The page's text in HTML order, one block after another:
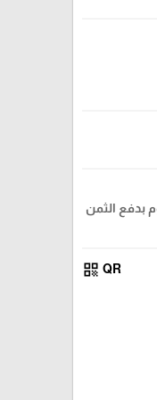
بدفع الثمن
QR
qr_code